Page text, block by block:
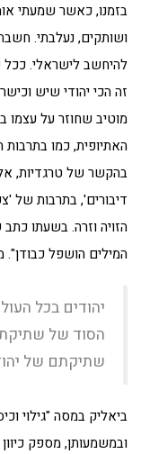
בזמנו, כאשר שמעתי
ושותקים, נעלבתי.
להיחשב לישראלי.
זה הכי יהודי שיש
מוטיב שחוזר על עצמו
האתיופית, כמו
בהקשר של טרגדיות,
דיבורים', בתרבות של
הזויה וזרה. בשעתו
המילים הושפל כבודן".
יהודים בכל
הסוד של
שתיקתם של
ביאליק במסה "גילוי
ובמשמעותן, מספק